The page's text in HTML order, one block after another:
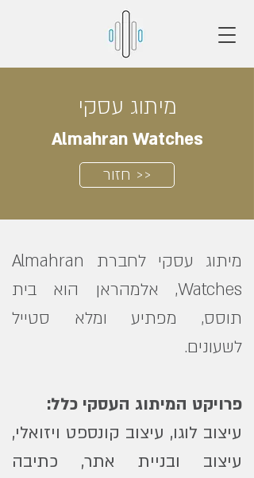
מיתוג עסקי
Almahran Watches
חזור >>
מיתוג עסקי לחברת Almahran
Watches, אלמהראן הוא בית
תוסס, מפתיע ומלא סטייל
לשעונים.
פרויקט המיתוג העסקי כלל:
עיצוב לוגו, עיצוב קונספט ויזואלי,
עיצוב ובניית אתר, כתיבה